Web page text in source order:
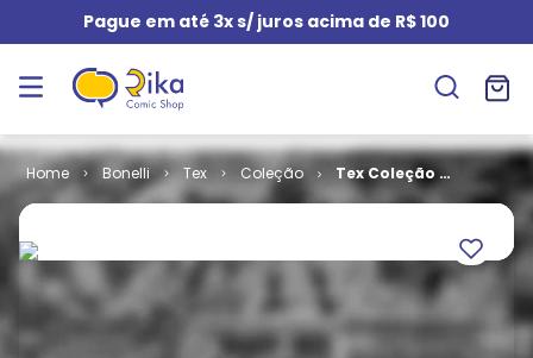
Pague em até 3x s/ juros acima de R$ 100
Bonelli Tex Coleção
Tex Coleção #
506